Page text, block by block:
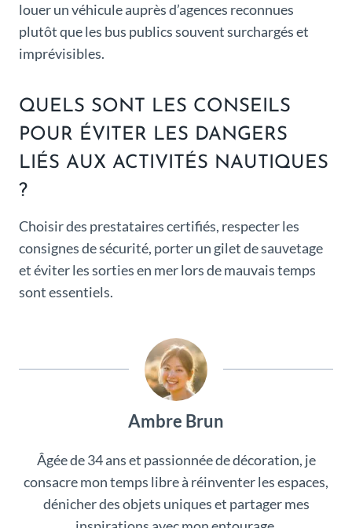
louer un véhicule auprès d’agences reconnues
plutôt que les bus publics souvent surchargés et
imprévisibles.
QUELS SONT LES CONSEILS
POUR ÉVITER LES DANGERS
LIÉS AUX ACTIVITÉS NAUTIQUES
?
Choisir des prestataires certifiés, respecter les
consignes de sécurité, porter un gilet de sauvetage
et éviter les sorties en mer lors de mauvais temps
sont essentiels.
Ambre Brun
Âgée de 34 ans et passionnée de décoration, je
consacre mon temps libre à réinventer les espaces,
dénicher des objets uniques et partager mes